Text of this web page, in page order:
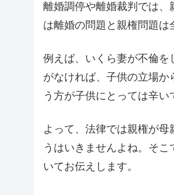
離婚調停や離婚裁判では
は離婚の問題と親権問題は
例えば、いくら妻が不倫
がなければ、子供の立場
う方が子供にとっては辛い
よって、法律では親権が
うはいきませんよね。そ
いてお伝えします。